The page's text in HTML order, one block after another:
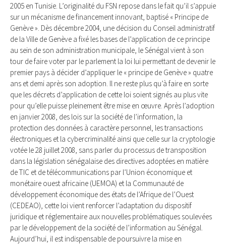
2005 en Tunisie. L’originalité du FSN repose dans le fait qu’il s’appuie
sur un mécanisme de financement innovant, baptisé « Principe de
Genève ». Dès décembre 2004, une décision du Conseil administratif
de la Ville de Genève a fixé les bases de l’application de ce principe
au sein de son administration municipale, le Sénégal vient à son
tour de faire voter par le parlement la loi lui permettant de devenir le
premier pays à décider d’appliquer le « principe de Genève » quatre
ans et demi après son adoption. Il ne reste plus qu’à faire en sorte
que les décrets d’application de cette loi soient signés au plus vite
pour qu’elle puisse pleinement être mise en œuvre. Après l’adoption
en janvier 2008, des lois sur la société de l’information, la
protection des données à caractère personnel, les transactions
électroniques et la cybercriminalité ainsi que celle sur la cryptologie
votée le 28 juillet 2008, sans parler du processus de transposition
dans la législation sénégalaise des directives adoptées en matière
de TIC et de télécommunications par l’Union économique et
monétaire ouest africaine (UEMOA) et la Communauté de
développement économique des états de l’Afrique de l’Ouest
(CEDEAO), cette loi vient renforcer l’adaptation du dispositif
juridique et réglementaire aux nouvelles problématiques soulevées
par le développement de la société de l’information au Sénégal.
Aujourd’hui, il est indispensable de poursuivre la mise en